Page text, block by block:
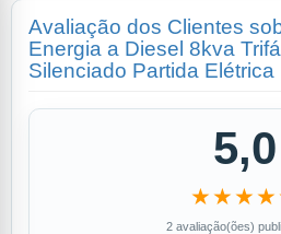
Avaliação dos Clientes
Energia a Diesel 8kva
Silenciado Partida Elétrica
5,0
2 avaliação(ões)